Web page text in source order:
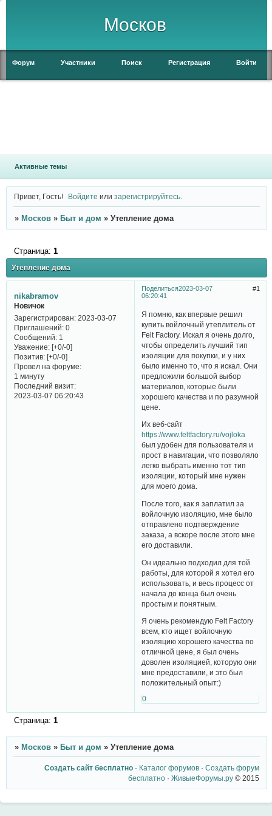
Москов
Форум Участники Поиск Регистрация Войти
Активные темы
Привет, Гость! Войдите илизарегистрируйтесь
» Москов » Быт и дом » Утепление дома
Утепление дома
Страница: 1
Поделиться 1
2023-03-07
06:20:41
nikabramov
Новичок
Зарегистрирован: 2023-03-07
Приглашений:0
Сообщений:1
Уважение: [+0/-0]
Позитив: [+0/-0]
Провел на форуме:
1 минуту
Последний визит:
2023-03-07 06:20:43
Я помню, как впервые решил
купить войлочный утеплитель от
Felt Factory. Искал я очень долго,
чтобы определить лучший тип
изоляции для покупки, и у них
было именно то, что я искал. Они
предложили большой выбор
материалов, которые были
хорошего качества и по разумной
цене.
Их веб-сайт
https://www.feltfactory.ru/vojloka
был удобен для пользователя и
прост в навигации, что позволяло
легко выбрать именно тот тип
изоляции, который мне нужен
для моего дома.
После того, как я заплатил за
войлочную изоляцию, мне было
отправлено подтверждение
заказа, а вскоре после этого мне
его доставили.
Он идеально подходил для той
работы, для которой я хотел его
использовать, и весь процесс от
начала до конца был очень
простым и понятным.
Я очень рекомендую Felt Factory
всем, кто ищет войлочную
изоляцию хорошего качества по
отличной цене, я был очень
доволен изоляцией, которую они
мне предоставили, и это был
положительный опыт:)
0
Страница: 1
» Москов » Быт и дом » Утепление дома
Создать сайт бесплатно · Каталог форумов ·Создать форум
бесплатно ·ЖивыеФорумы.ру © 2015